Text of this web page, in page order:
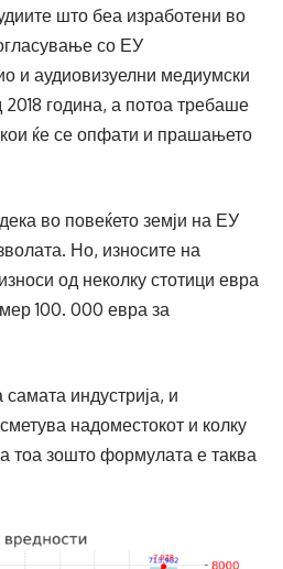
што беа изработени во
со ЕУ
и аудиовизуелни медиумски
година, а потоа требаше
ќе се опфати и прашањето
во повеќето земји на ЕУ
Но, износите на
од неколку стотици евра
100. 000 евра за
индустрија, и
надоместокот и колку
тоа зошто формулата е таква